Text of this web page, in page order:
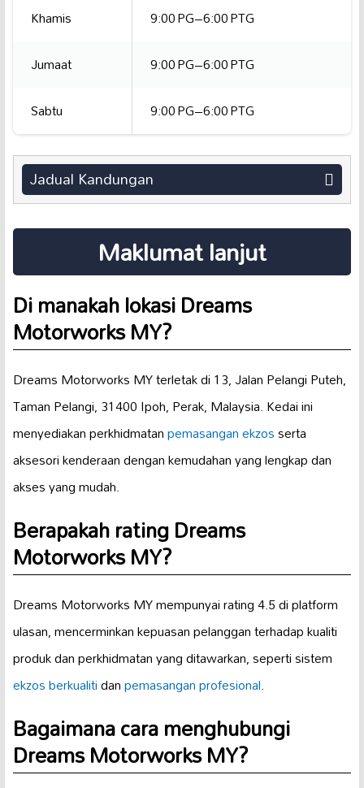
Khamis
9:00 PG–6:00 PTG
Jumaat
9:00 PG–6:00 PTG
Sabtu
9:00 PG–6:00 PTG
Jadual Kandungan
Maklumat lanjut
Di manakah lokasi Dreams
Motorworks MY?
Dreams Motorworks MY terletak di 13, Jalan Pelangi Puteh,
Taman Pelangi, 31400 Ipoh, Perak, Malaysia. Kedai ini
menyediakan perkhidmatanpemasangan ekzosserta
aksesori kenderaan dengan kemudahan yang lengkap dan
akses yang mudah.
Berapakah rating Dreams
Motorworks MY?
Dreams Motorworks MY mempunyai rating 4.5 di platform
ulasan, mencerminkan kepuasan pelanggan terhadap kualiti
produk dan perkhidmatan yang ditawarkan, seperti sistem
ekzos berkualitidanpemasangan profesional.
Bagaimana cara menghubungi
Dreams Motorworks MY?